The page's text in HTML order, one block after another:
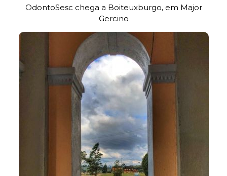
OdontoSesc chega a Boiteuxburgo, em Major
Gercino